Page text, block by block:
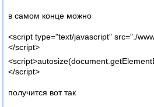
в самом конце можно
<script type="text/javascript" src="./
</script>
</script>
получится вот так